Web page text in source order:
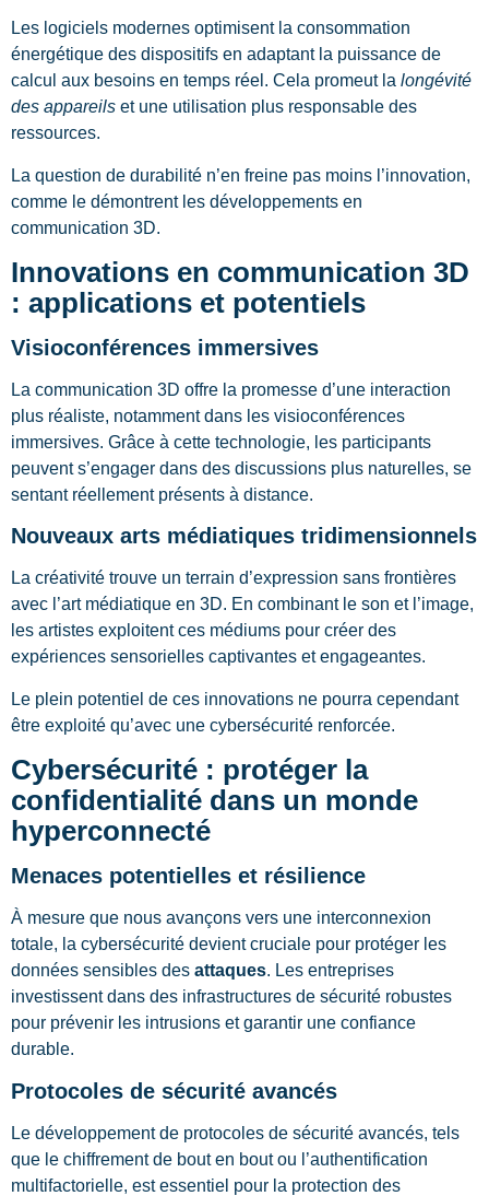
Les logiciels modernes optimisent la consommation
énergétique des dispositifs en adaptant la puissance de
calcul aux besoins en temps réel. Cela promeut la longévité
des appareils et une utilisation plus responsable des
ressources.
La question de durabilité n’en freine pas moins l’innovation,
comme le démontrent les développements en
communication 3D.
Innovations en communication 3D
: applications et potentiels
Visioconférences immersives
La communication 3D offre la promesse d’une interaction
plus réaliste, notamment dans les visioconférences
immersives. Grâce à cette technologie, les participants
peuvent s’engager dans des discussions plus naturelles, se
sentant réellement présents à distance.
Nouveaux arts médiatiques tridimensionnels
La créativité trouve un terrain d’expression sans frontières
avec l’art médiatique en 3D. En combinant le son et l’image,
les artistes exploitent ces médiums pour créer des
expériences sensorielles captivantes et engageantes.
Le plein potentiel de ces innovations ne pourra cependant
être exploité qu’avec une cybersécurité renforcée.
Cybersécurité : protéger la
confidentialité dans un monde
hyperconnecté
Menaces potentielles et résilience
À mesure que nous avançons vers une interconnexion
totale, la cybersécurité devient cruciale pour protéger les
données sensibles des attaques. Les entreprises
investissent dans des infrastructures de sécurité robustes
pour prévenir les intrusions et garantir une confiance
durable.
Protocoles de sécurité avancés
Le développement de protocoles de sécurité avancés, tels
que le chiffrement de bout en bout ou l’authentification
multifactorielle, est essentiel pour la protection des